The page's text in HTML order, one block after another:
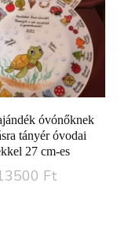
óvónőknek
tányér óvodai
27 cm-es
Ft